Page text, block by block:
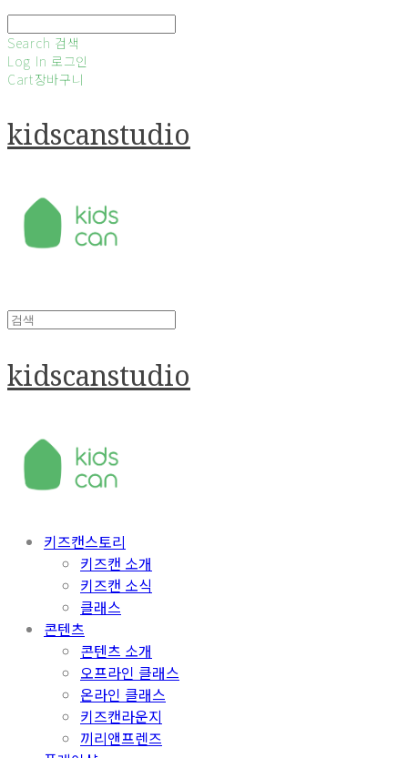
Search 검색
Log In 로그인
Cart장바구니
kidscanstudio
kidscanstudio
키즈캔스토리
키즈캔 소개
키즈캔 소식
클래스
콘텐츠
콘텐츠 소개
오프라인 클래스
온라인 클래스
키즈캔라운지
끼리앤프렌즈